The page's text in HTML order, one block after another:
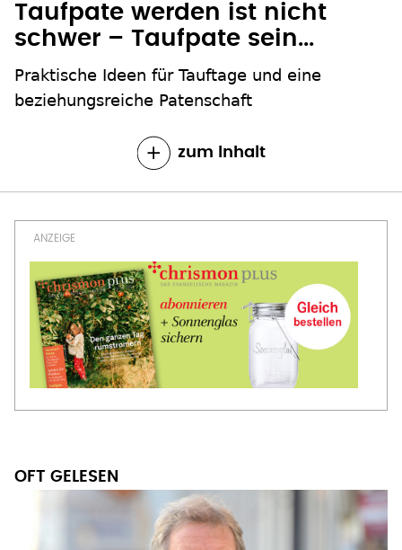
Taufpate werden ist nicht
schwer – Taufpate sein...
Praktische Ideen für Tauftage und eine
beziehungsreiche Patenschaft
zum Inhalt
OFT GELESEN